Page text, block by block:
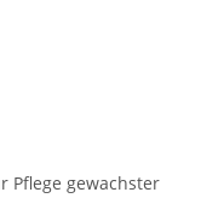
Pflege gewachster